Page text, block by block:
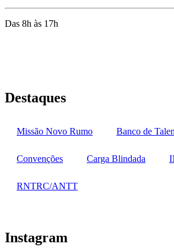
Das 8h às 17h
Destaques
Missão Novo Rumo Banco de
Convenções Carga Blindada
RNTRC/ANTT
Instagram